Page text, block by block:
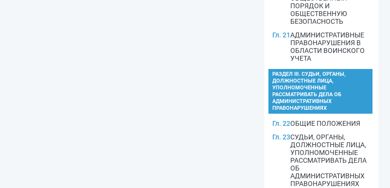
ПОРЯДОК И
ОБЩЕСТВЕННУЮ
БЕЗОПАСНОСТЬ
Гл. 21АДМИНИСТРАТИВНЫЕ
ПРАВОНАРУШЕНИЯ В
ОБЛАСТИ ВОИНСКОГО
УЧЕТА
РАЗДЕЛ III. СУДЬИ, ОРГАНЫ,
ДОЛЖНОСТНЫЕ ЛИЦА,
УПОЛНОМОЧЕННЫЕ
РАССМАТРИВАТЬ ДЕЛА ОБ
АДМИНИСТРАТИВНЫХ
ПРАВОНАРУШЕНИЯХ
Гл. 22ОБЩИЕ ПОЛОЖЕНИЯ
Гл. 23СУДЬИ, ОРГАНЫ,
ДОЛЖНОСТНЫЕ ЛИЦА,
УПОЛНОМОЧЕННЫЕ
РАССМАТРИВАТЬ ДЕЛА
ОБ
АДМИНИСТРАТИВНЫХ
ПРАВОНАРУШЕНИЯХ